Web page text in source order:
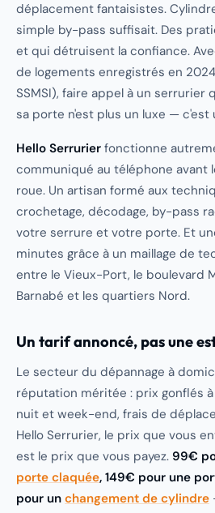
déplacement fantaisistes.
simple by-pass suffisait. Des
et qui détruisent la confiance.
de logements enregistrés en
SSMSI), faire appel à un
sa porte n'est plus un luxe — c'est
Hello Serrurier fonctionne
communiqué au téléphone avant
roue. Un artisan formé aux
crochetage, décodage, by-pass
votre serrure et votre porte. Et
minutes grâce à un maillage de
entre le Vieux-Port, le boulevard
Barnabé et les quartiers Nord.
Un tarif annoncé, pas une
Le secteur du dépannage à
réputation méritée : prix gonflés
nuit et week-end, frais de
Hello Serrurier, le prix que vous
est le prix que vous payez. 99€
porte claquée, 149€ pour une
pour un changement de cylindre